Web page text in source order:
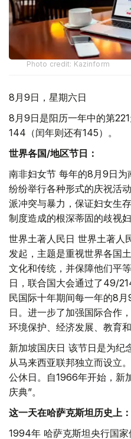
Photo credit: Kazinform
8月9日，星期六日
8月9日是阳历一年中的第
144（闰年则还有145）。
世界各国/地区节日：
南非妇女节 每年的8月9日
纷纷举行各种形式的庆祝活
派冲突与暴力，保证妇女生
制度造成的根深蒂固的歧视妇
世界土著人民日 世界土著人
发起，主题是重视世界各国
文化和传统，并保障他们平
日，联合国大会通过了49/
民国际十年期间每一年的8
日。进一步了加强国际合作
环境保护、经济发展、教育
新加坡国庆日 该节日是为纪
从马来西亚联邦独立而设立
公休日。自1966年开始，新
庆典”。
这一天在哈萨克斯坦历史上：
1994年 哈萨克斯坦央行国